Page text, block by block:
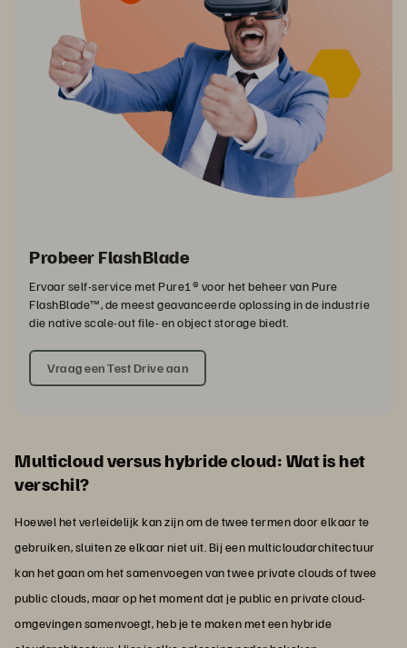
Probeer FlashBlade
Ervaar self-service met Pure1® voor het beheer van Pure
FlashBlade™, de meest geavanceerde oplossing in de industrie
die native scale-out file- en object storage biedt.
Vraag een Test Drive aan
Multicloud versus hybride cloud: Wat is het
verschil?
Hoewel het verleidelijk kan zijn om de twee termen door elkaar te
gebruiken, sluiten ze elkaar niet uit. Bij een multicloudarchitectuur
kan het gaan om het samenvoegen van twee private clouds of twee
public clouds, maar op het moment dat je public en private cloud-
omgevingen samenvoegt, heb je te maken met een hybride